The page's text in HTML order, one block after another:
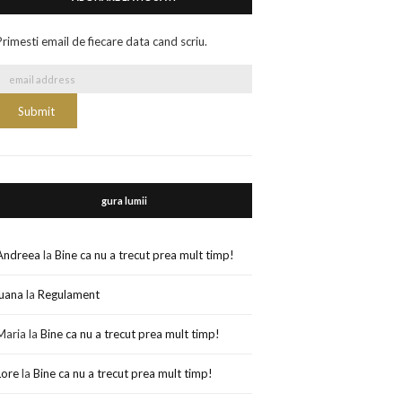
email de fiecare data cand scriu.
gura lumii
laBine ca nu a trecut prea mult timp!
laRegulament
laBine ca nu a trecut prea mult timp!
laBine ca nu a trecut prea mult timp!